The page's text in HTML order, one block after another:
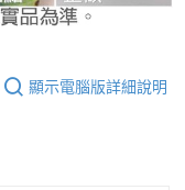
顯示電腦版詳細說明